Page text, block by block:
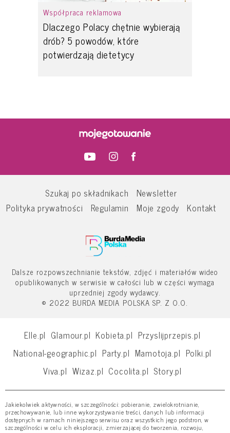
Współpraca reklamowa
Dlaczego Polacy chętnie wybierają
drób? 5 powodów, które
potwierdzają dietetycy
Szukaj po składnikach
Newsletter
Polityka prywatności
Regulamin Moje zgody Kontakt
Dalsze rozpowszechnianie tekstów, zdjęć i materiałów wideo
opublikowanych w serwisie w całości lub w części wymaga
uprzedniej zgody wydawcy.
© 2022 BURDA MEDIA POLSKA SP. Z O.O.
Elle.pl Glamour.pl Kobieta.pl Przyslijprzepis.pl
National-geographic.pl Party.pl Mamotoja.pl Polki.pl
Viva.pl Wizaz.pl Cocolita.pl Story.pl
Jakiekolwiek aktywności, w szczególności: pobieranie, zwielokrotnianie,
przechowywanie, lub inne wykorzystywanie treści, danych lub informacji
dostępnych w ramach niniejszego serwisu oraz wszystkich jego podstron, w
szczególności w celu ich eksploracji, zmierzającej do tworzenia, rozwoju,